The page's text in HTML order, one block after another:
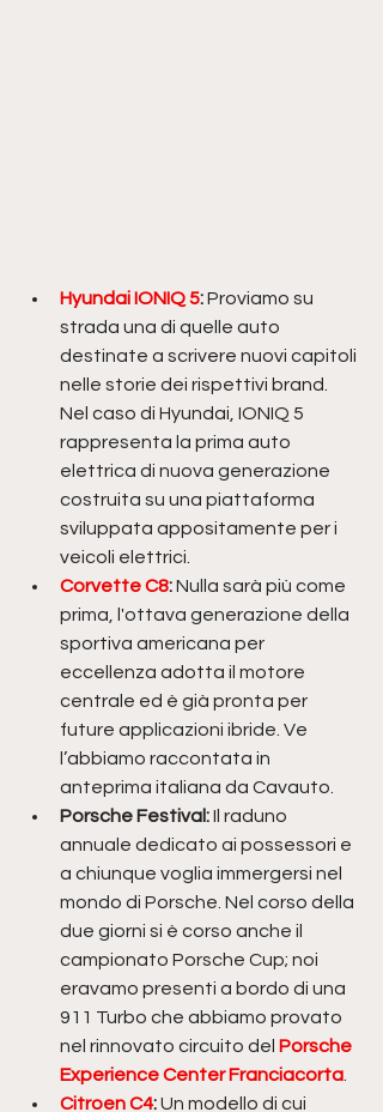
Hyundai IONIQ 5: Proviamo su
strada una di quelle auto
destinate a scrivere nuovi capitoli
nelle storie dei rispettivi brand.
Nel caso di Hyundai, IONIQ 5
rappresenta la prima auto
elettrica di nuova generazione
costruita su una piattaforma
sviluppata appositamente per i
veicoli elettrici.
Corvette C8: Nulla sarà più come
prima, l'ottava generazione della
sportiva americana per
eccellenza adotta il motore
centrale ed è già pronta per
future applicazioni ibride. Ve
l’abbiamo raccontata in
anteprima italiana da Cavauto.
Porsche Festival: Il raduno
annuale dedicato ai possessori e
a chiunque voglia immergersi nel
mondo di Porsche. Nel corso della
due giorni si è corso anche il
campionato Porsche Cup; noi
eravamo presenti a bordo di una
911 Turbo che abbiamo provato
nel rinnovato circuito del Porsche
Experience Center Franciacorta
Citroen C4: Un modello di cui